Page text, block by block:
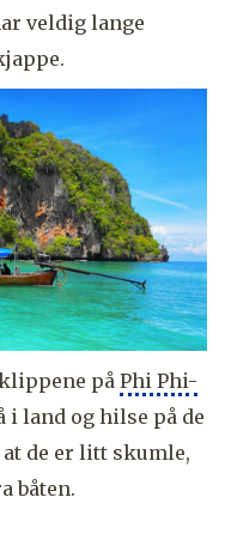
veldig lange
på Phi Phi-
i land og hilse på de
de er litt skumle,
båten.